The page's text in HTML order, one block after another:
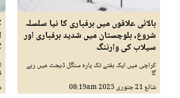
بالائی علاقوں میں برفباری کا نیا سلسلہ
شروع، بلوچستان میں شدید برفباری اور
سیلاب کی وارننگ
کراچی میں ایک ہفتے تک پارہ سنگل ڈیجٹ میں رہے
گا
شائع21 جنوری 2025 08:19am